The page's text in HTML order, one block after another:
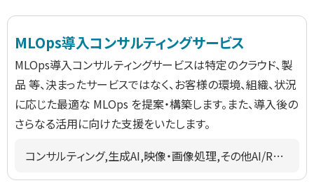
MLOps導入コンサルティングサービス
MLOps導入コンサルティングサービスは特定のクラウド、製
品 等、決まったサービスではなく、お客様の環境、組織、状況
に応じた最適な MLOps を提案・構築します。また、導入後の
さらなる活用に向けた支援をいたします。
コンサルティング,生成AI,映像・画像処理,その他AI/RPA,ビッグデータ,BI/データマネジメント,業種共通